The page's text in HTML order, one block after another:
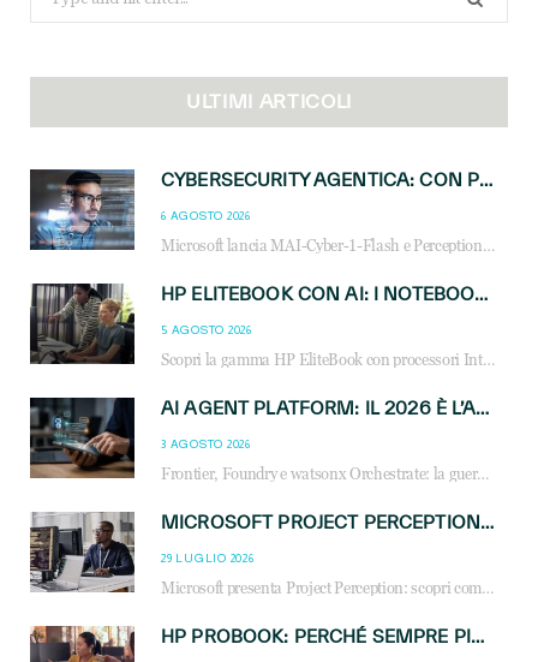
for:
ULTIMI ARTICOLI
CYBERSECURITY AGENTICA: CON PERCEPTION E MAI-CYBER-1-FLASH MICROSOFT APRE NUOVI SERVIZI PER IL CANALE
6 AGOSTO 2026
Microsoft lancia MAI-Cyber-1-Flash e Perception: cybersecurity agentica in preview dal 3 novembre. Cosa cambia per MSP, system integrator e reseller.
HP ELITEBOOK CON AI: I NOTEBOOK BUSINESS INTELLIGENTI CHE TRASFORMANO PRODUTTIVITÀ, SICUREZZA E LAVORO IBRIDO
5 AGOSTO 2026
Scopri la gamma HP EliteBook con processori Intel® Core™ Ultra e AMD Ryzen™ AI. Notebook business progettati per aumentare la produttività, migliorare la collaborazione e garantire sicurezza avanzata in ufficio e in mobilità.
AI AGENT PLATFORM: IL 2026 È L’ANNO DEL «SISTEMA OPERATIVO» PER GLI AGENTI AZIENDALI
3 AGOSTO 2026
Frontier, Foundry e watsonx Orchestrate: la guerra delle piattaforme AI agent ridisegna il mercato IT. Cosa cambia per reseller, MSP e system integrator.
MICROSOFT PROJECT PERCEPTION: COME GLI AGENTI AI CAMBIERANNO SOC, CYBERSECURITY E SERVIZI MSP
29 LUGLIO 2026
Microsoft presenta Project Perception: scopri come gli agenti AI possono trasformare cybersecurity, SOC e servizi gestiti degli MSP.
HP PROBOOK: PERCHÉ SEMPRE PIÙ AZIENDE SCELGONO NOTEBOOK PROGETTATI PER IL LAVORO MODERNO